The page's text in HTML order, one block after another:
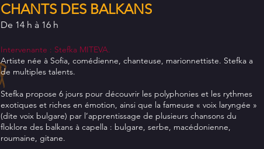
CHANTS DES BALKANS
De 14 h à 16 h
Intervenante : Stefka MITEVA.
Artiste née à Sofia, comédienne, chanteuse, marionnettiste. Stefka a
de multiples talents.
Stefka propose 6 jours pour découvrir les polyphonies et les rythmes
exotiques et riches en émotion, ainsi que la fameuse « voix laryngée »
(dite voix bulgare) par l’apprentissage de plusieurs chansons du
floklore des balkans à capella : bulgare, serbe, macédonienne,
roumaine, gitane.